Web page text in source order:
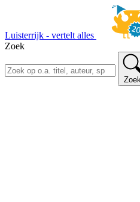
Luisterrijk - vertelt alles
Zoek